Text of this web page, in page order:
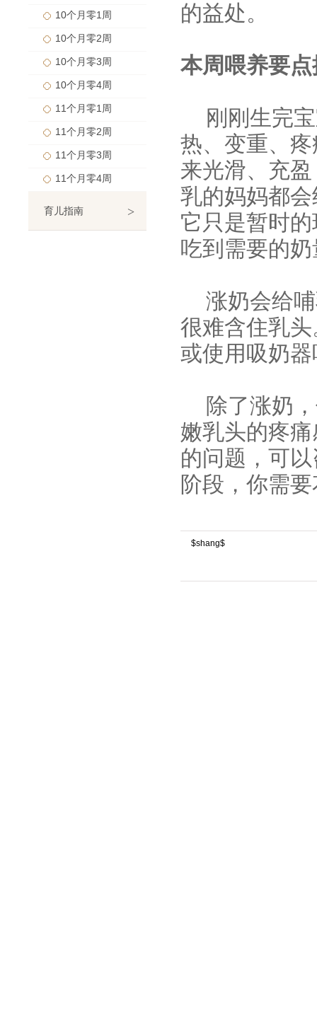
10个月零1周
10个月零2周
10个月零3周
10个月零4周
11个月零1周
11个月零2周
11个月零3周
11个月零4周
育儿指南 >
的益处。
本周喂养要
刚刚生完
热、变重、
来光滑、充
乳的妈妈都
它只是暂时
吃到需要的
涨奶会给
很难含住乳
或使用吸奶
除了涨奶
嫩乳头的疼
的问题，可
阶段，你需
$shang$